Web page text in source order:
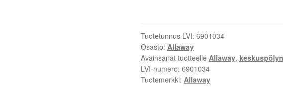
keskikokoisiin
koteihin
määrä
Tuotetunnus LVI: 6901034
Osasto: Allaway
Avainsanat tuotteelle Allaway,
LVI-numero: 6901034
Tuotemerkki: Allaway